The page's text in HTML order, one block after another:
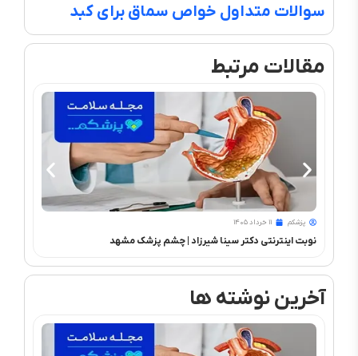
سوالات متداول خواص سماق برای کبد
مقالات مرتبط
پزشکم ۱۱ خرداد ۱۴۰۵
نوبت اینترنتی دکتر سینا شیرزاد | چشم‌ پزشک مشهد
آخرین نوشته ها